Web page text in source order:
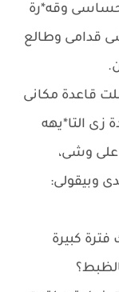
وقه*رة
قدامى وطالع
قاعدة مكانى
زى التا*يهه
وشى،
وبيقولى:
كبيرة